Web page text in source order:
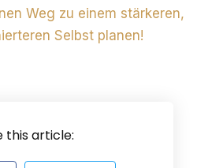
Weg zu einem stärkeren,
Selbst planen!
this article: